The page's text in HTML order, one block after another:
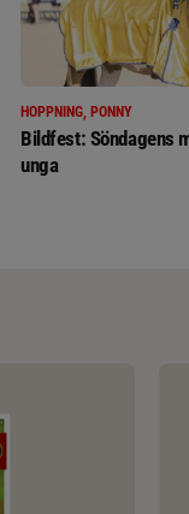
HOPPNING, PONNY
Bildfest: Söndagens
unga